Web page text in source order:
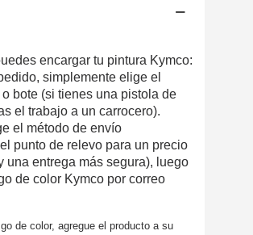
encargar tu pintura Kymco:
simplemente elige el
bote (si tienes una pistola de
el trabajo a un carrocero).
el método de envío
punto de relevo para un precio
una entrega más segura), luego
de color Kymco por correo
de color, agregue el producto a su